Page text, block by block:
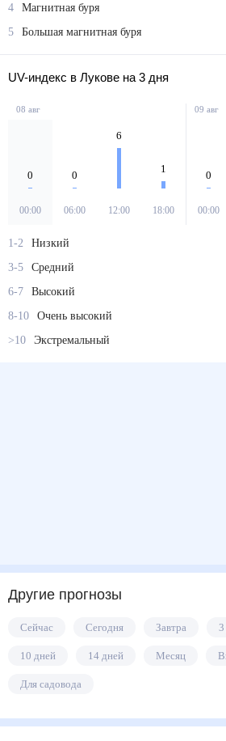
4
Магнитная буря
5
Большая магнитная буря
UV-индекс в Лукове на 3 дня
08 авг
0
00:00
0
06:00
6
12:00
1
18:00
09 авг
0
00:00
1-2
Низкий
3-5
Средний
6-7
Высокий
8-10
Очень высокий
>10
Экстремальный
Другие прогнозы
Сейчас Сегодня Завтра
10 дней 14 дней Месяц
Для садовода